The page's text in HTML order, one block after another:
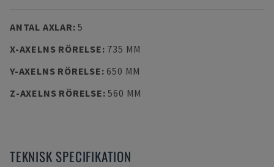
ANTAL AXLAR:5
X-AXELNS RÖRELSE: 735 MM
Y-AXELNS RÖRELSE: 650 MM
Z-AXELNS RÖRELSE:560 MM
TEKNISK SPECIFIKATION